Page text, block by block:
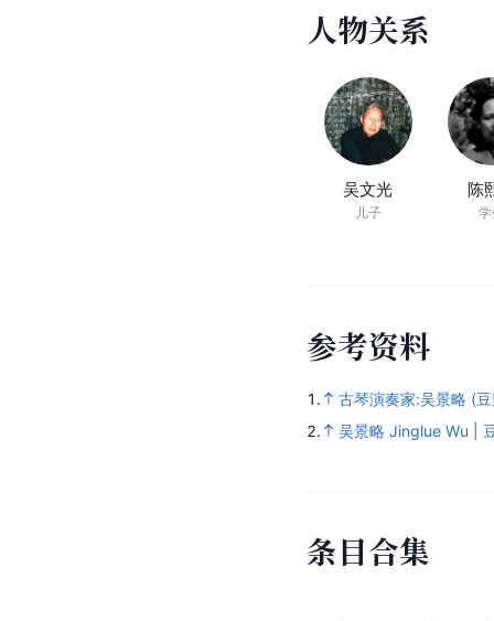
人物关系
吴文光
儿子
陈
参考资料
1.
古琴演奏家:吴景略 (
2.
吴景略 Jinglue Wu |
条目合集